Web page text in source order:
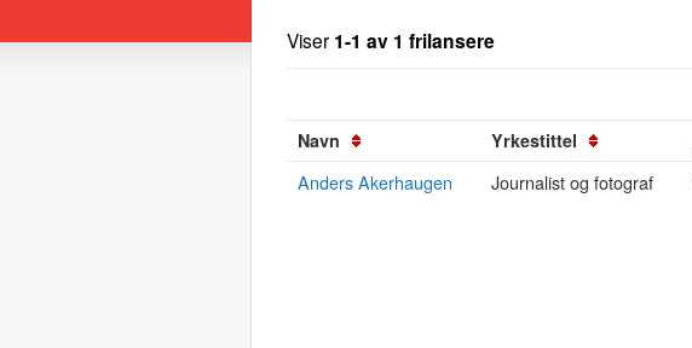
Viser 1-1 av 1 frilansere
Navn Yrkestittel
Anders Akerhaugen Journalist og fotograf